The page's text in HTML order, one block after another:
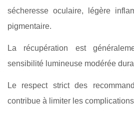
sécheresse oculaire, légère
pigmentaire.
La récupération est
sensibilité lumineuse modérée
Le respect strict des
contribue à limiter les